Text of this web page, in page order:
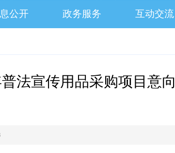
公开 政务服务 互动交流
法宣传用品采购项目意向